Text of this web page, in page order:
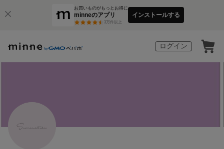
お買いものがもっとお得に
minneのアプリ
3万件以上
インストールする
ログイン